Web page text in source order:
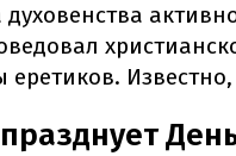
духовенства
еретиков.